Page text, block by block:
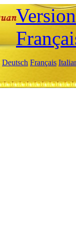
Deutsch Français